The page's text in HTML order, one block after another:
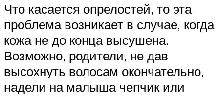
Что касается опрелостей, то эта
проблема возникает в случае, когда
кожа не до конца высушена.
Возможно, родители, не дав
высохнуть волосам окончательно,
надели на малыша чепчик или